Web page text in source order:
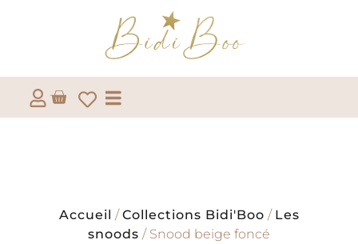
Accueil /Collections Bidi'Boo / Les
snoods / Snood beige foncé